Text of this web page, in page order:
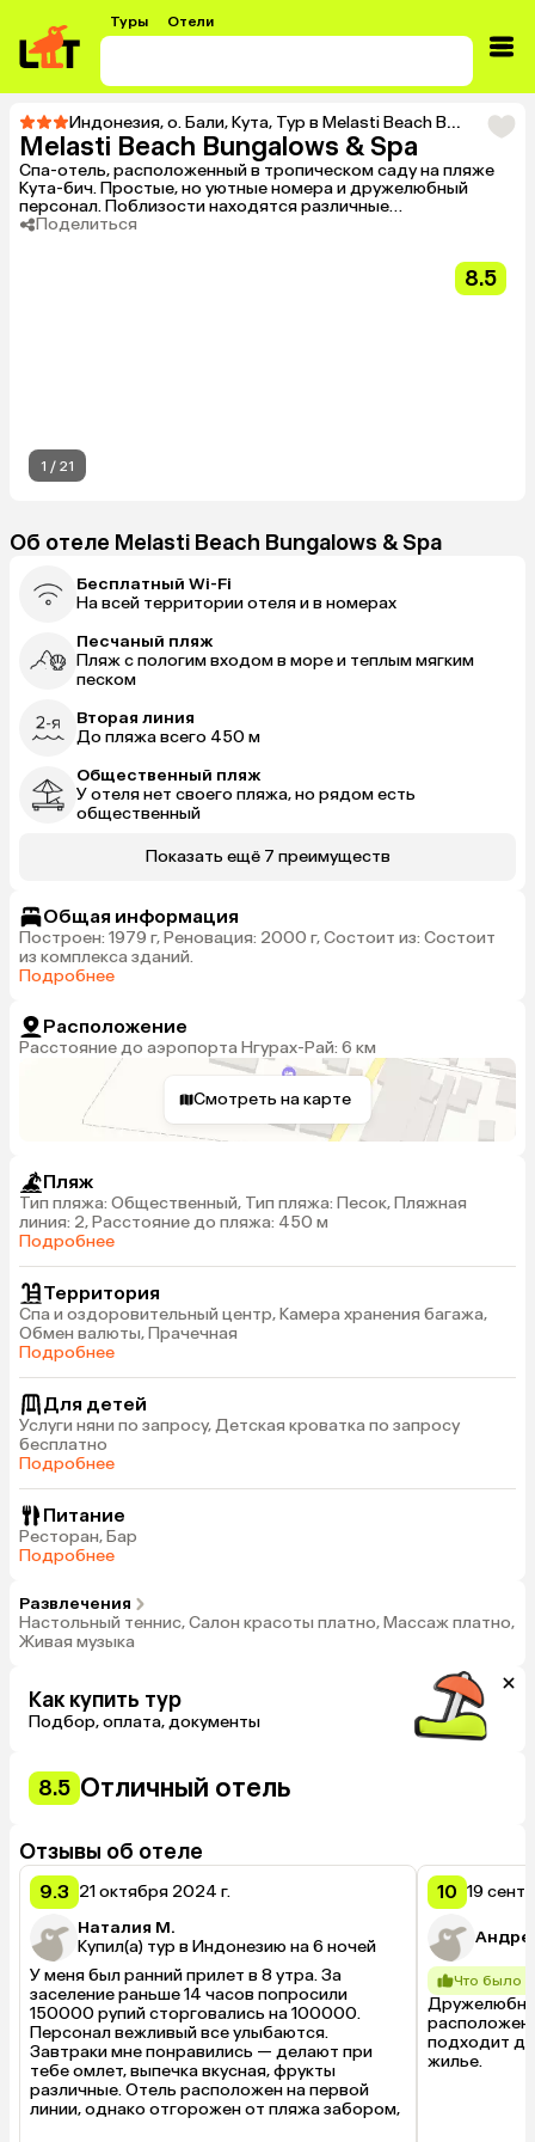
Туры Отели
Индонезия,о. Бали,Кута, Тур в Melasti Beach Bungalows & Spa
Melasti Beach Bungalows & Spa
Спа-отель, расположенный в тропическом саду на пляже
Кута-бич. Простые, но уютные номера и дружелюбный
персонал. Поблизости находятся различные
развлекательные заведения.
Поделиться
8.5
1 / 21
Об отеле Melasti Beach Bungalows & Spa
Бесплатный Wi-Fi
На всей территории отеля и в номерах
Песчаный пляж
Пляж с пологим входом в море и теплым мягким
песком
Вторая линия
До пляжа всего 450 м
Общественный пляж
У отеля нет своего пляжа, но рядом есть
общественный
Показать ещё 7 преимуществ
Общая информация
Построен: 1979 г, Реновация: 2000 г, Состоит из: Состоит
из комплекса зданий.
Подробнее
Расположение
Расстояние до аэропорта Нгурах-Рай: 6 км
Смотреть на карте
Пляж
Тип пляжа: Общественный, Тип пляжа: Песок, Пляжная
линия: 2, Расстояние до пляжа: 450 м
Подробнее
Территория
Спа и оздоровительный центр, Камера хранения багажа,
Обмен валюты, Прачечная
Подробнее
Для детей
Услуги няни по запросу, Детская кроватка по запросу
бесплатно
Подробнее
Питание
Ресторан, Бар
Подробнее
Развлечения
Настольный теннис, Салон красоты платно, Массаж платно,
Живая музыка
Как купить тур
Подбор, оплата, документы
8.5 Отличный отель
Отзывы об отеле
9.3 21 октября 2024 г.
Наталия М.
Купил(а) тур в Индонезию на 6 ночей
У меня был ранний прилет в 8 утра. За
заселение раньше 14 часов попросили
150000 рупий сторговались на 100000.
Персонал вежливый все улыбаются.
Завтраки мне понравились — делают при
тебе омлет, выпечка вкусная, фрукты
различные. Отель расположен на первой
линии, однако отгорожен от пляжа забором,
10 19
Что было
подходит
жилье.